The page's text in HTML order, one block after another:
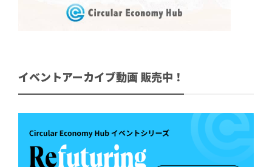
イベントアーカイブ動画 販売中！